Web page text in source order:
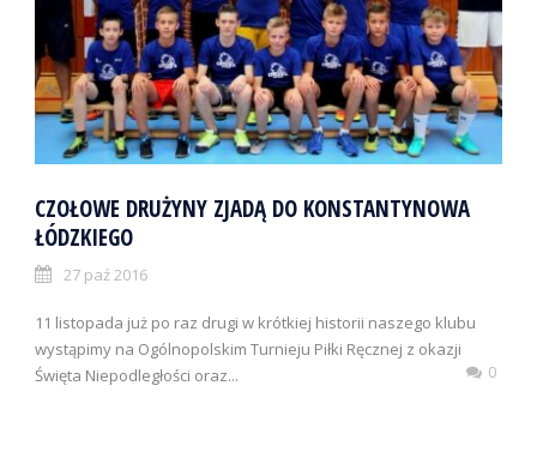
CZOŁOWE DRUŻYNY ZJADĄ DO KONSTANTYNOWA
ŁÓDZKIEGO
27 paź 2016
11 listopada już po raz drugi w krótkiej historii naszego klubu
wystąpimy na Ogólnopolskim Turnieju Piłki Ręcznej z okazji
Święta Niepodległości oraz...
0